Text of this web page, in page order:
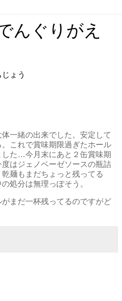
んぐりがえ
ょう
一緒の出来でした。安定して
これで賞味期限過ぎたホール
した…今月末にあと２缶賞味期
はジェノベーゼソースの瓶詰
麺もまだちょっと残ってる
処分は無理っぽそう。
まだ一杯残ってるのですがど